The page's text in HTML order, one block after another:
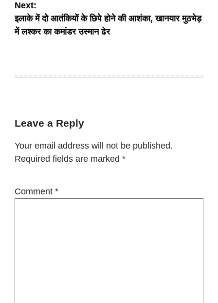
Next:
इलाके में दो आतंकियों के छिपे होने की आशंका, खानयार मुठभेड़
में लश्कर का कमांडर उस्मान ढेर
Leave a Reply
Your email address will not be published.
Required fields are marked *
Comment *